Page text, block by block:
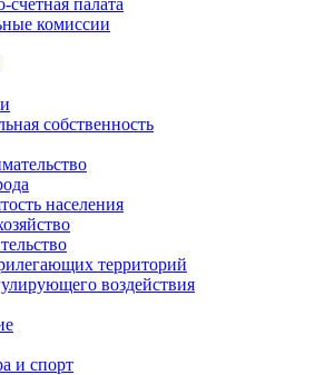
счетная палата
комиссии
собственность
населения
территорий
воздействия
и спорт